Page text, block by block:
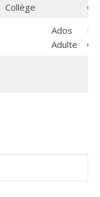
Collège
Ados
Adulte